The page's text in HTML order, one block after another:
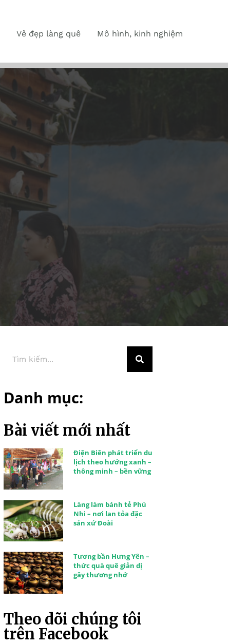
Vẻ đẹp làng quê Mô hình, kinh nghiệm
Danh mục:
Bài viết mới nhất
Điện Biên phát triển du
lịch theo hướng xanh –
thông minh – bền vững
Làng làm bánh tẻ Phú
Nhi – nơi lan tỏa đặc
sản xứ Đoài
Tương bần Hưng Yên –
thức quà quê giản dị
gây thương nhớ
Theo dõi chúng tôi
trên Facebook